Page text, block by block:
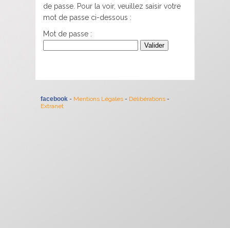
de passe. Pour la voir, veuillez saisir votre
mot de passe ci-dessous :
Mot de passe :
facebook - Mentions Légales - Délibérations -
Extranet